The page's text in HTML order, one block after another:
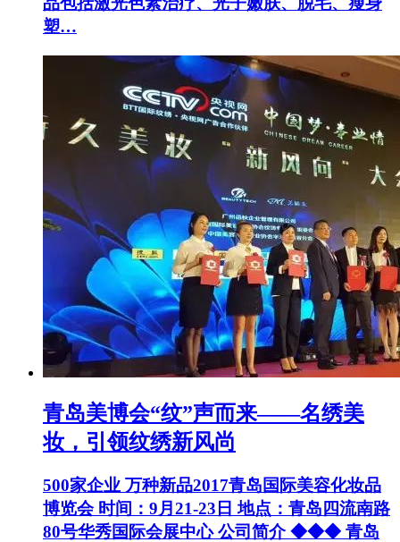
塑…
青岛美博会“纹”声而来——名绣美
妆，引领纹绣新风尚
500家企业 万种新品2017青岛国际美容化妆品
博览会 时间：9月21-23日 地点：青岛四流南路
80号华秀国际会展中心 公司简介 ◆◆◆ 青岛